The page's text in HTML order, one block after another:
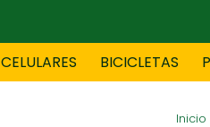
CELULARES BICICLETAS
Inicio